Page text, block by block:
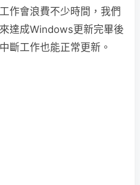
作會浪費不少時間，我們
達成Windows更新完畢後
斷工作也能正常更新。